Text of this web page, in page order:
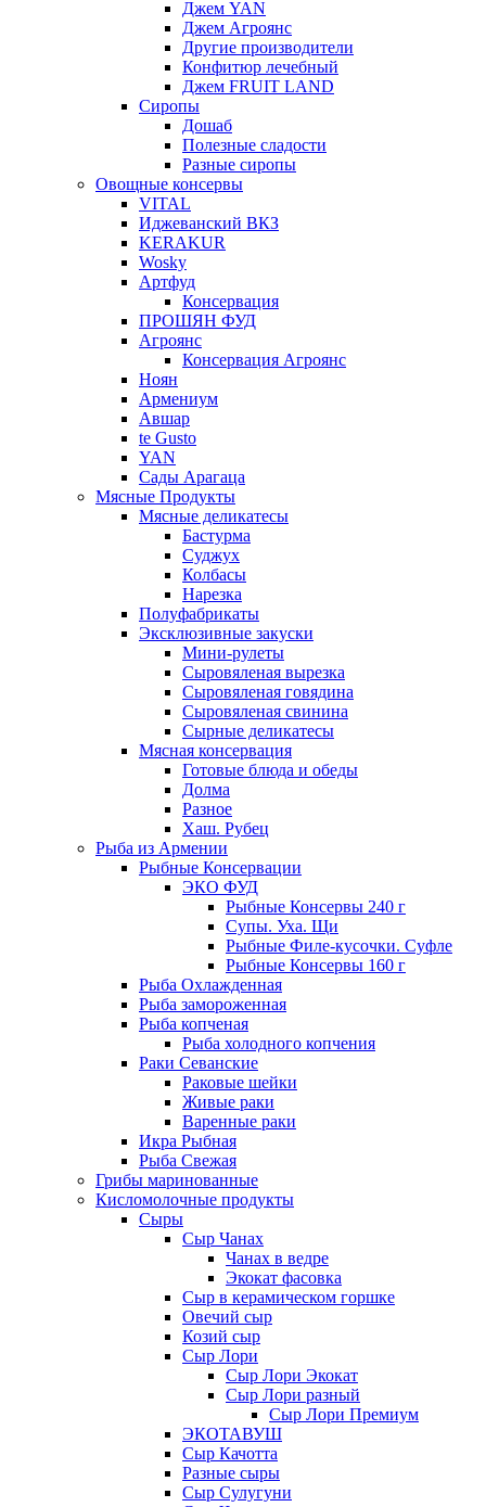
Джем YAN
Джем Агроянс
Другие производители
Конфитюр лечебный
Джем FRUIT LAND
Сиропы
Дошаб
Полезные сладости
Разные сиропы
Овощные консервы
VITAL
Иджеванский ВКЗ
KERAKUR
Wosky
Артфуд
Консервация
ПРОШЯН ФУД
Агроянс
Консервация Агроянс
Ноян
Армениум
Авшар
te Gusto
YAN
Сады Арагаца
Мясные Продукты
Мясные деликатесы
Бастурма
Суджух
Колбасы
Нарезка
Полуфабрикаты
Эксклюзивные закуски
Мини-рулеты
Сыровяленая вырезка
Сыровяленая говядина
Сыровяленая свинина
Сырные деликатесы
Мясная консервация
Готовые блюда и обеды
Долма
Разное
Хаш. Рубец
Рыба из Армении
Рыбные Консервации
ЭКО ФУД
Рыбные Консервы 240 г
Супы. Уха. Щи
Рыбные Филе-кусочки. Суфле
Рыбные Консервы 160 г
Рыба Охлажденная
Рыба замороженная
Рыба копченая
Рыба холодного копчения
Раки Севанские
Раковые шейки
Живые раки
Варенные раки
Икра Рыбная
Рыба Свежая
Грибы маринованные
Кисломолочные продукты
Сыры
Сыр Чанах
Чанах в ведре
Экокат фасовка
Сыр в керамическом горшке
Овечий сыр
Козий сыр
Сыр Лори
Сыр Лори Экокат
Сыр Лори разный
Сыр Лори Премиум
ЭКОТАВУШ
Сыр Качотта
Разные сыры
Сыр Сулугуни